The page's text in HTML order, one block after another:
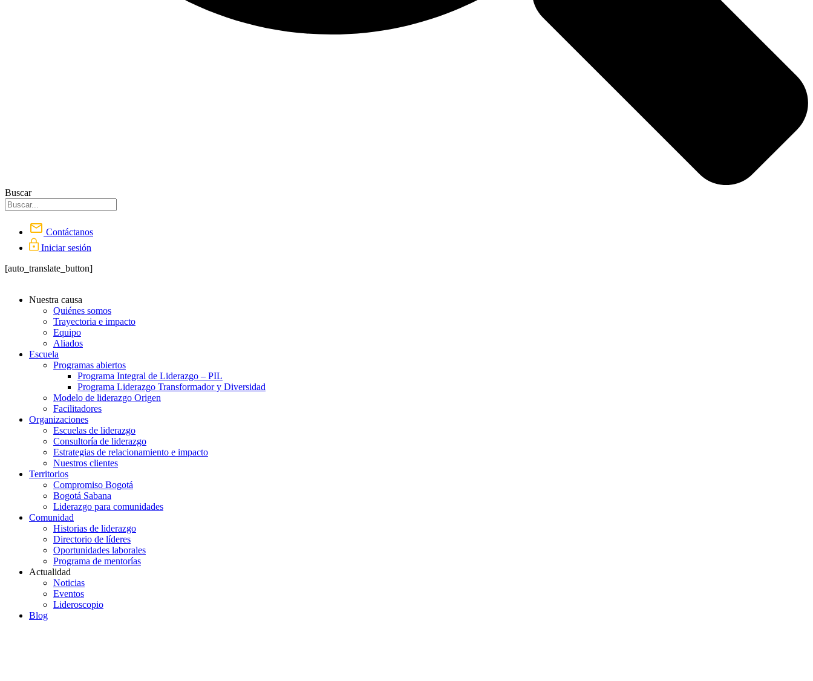
Buscar
Contáctanos
Iniciar sesión
[auto_translate_button]
Nuestra causa
Quiénes somos
Trayectoria e impacto
Equipo
Aliados
Escuela
Programas abiertos
Programa Integral de Liderazgo – PIL
Programa Liderazgo Transformador y Diversidad
Modelo de liderazgo Origen
Facilitadores
Organizaciones
Escuelas de liderazgo
Consultoría de liderazgo
Estrategias de relacionamiento e impacto
Nuestros clientes
Territorios
Compromiso Bogotá
Bogotá Sabana
Liderazgo para comunidades
Comunidad
Historias de liderazgo
Directorio de líderes
Oportunidades laborales
Programa de mentorías
Actualidad
Noticias
Eventos
Lideroscopio
Blog